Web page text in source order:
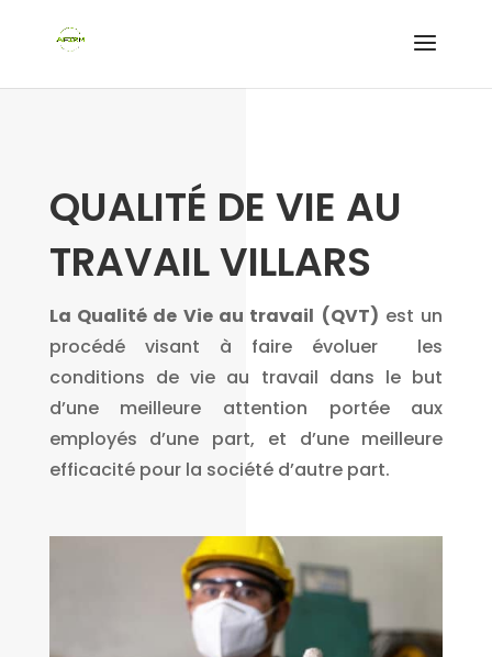
QUALITÉ DE VIE AU
TRAVAIL VILLARS
La Qualité de Vie au travail (QVT) est un
procédé visant à faire évoluer les
conditions de vie au travail dans le but
d’une meilleure attention portée aux
employés d’une part, et d’une meilleure
efficacité pour la société d’autre part.